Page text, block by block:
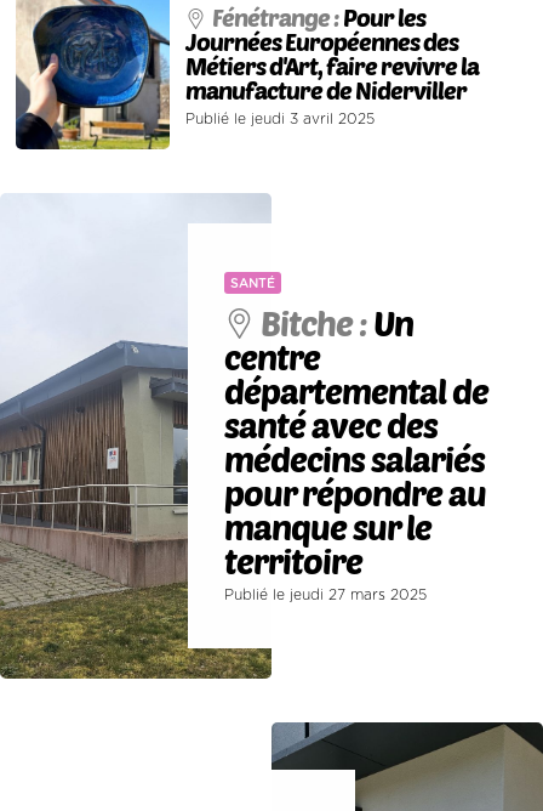
Fénétrange :Pour les
Journées Européennes des
Métiers d'Art, faire revivre la
manufacture de Niderviller
Publié le jeudi 3 avril 2025
SANTÉ
Bitche :Un
centre
départemental de
santé avec des
médecins salariés
pour répondre au
manque sur le
territoire
Publié le jeudi 27 mars 2025